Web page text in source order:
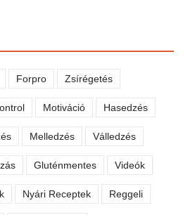
Forpro Zsírégetés
Motiváció Hasedzés
Melledzés Válledzés
Gluténmentes Videók
Nyári Receptek Reggeli